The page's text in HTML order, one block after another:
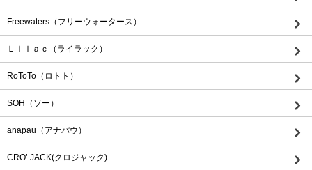
Freewaters（フリーウォータース）
Ｌｉｌａｃ（ライラック）
RoToTo（ロトト）
SOH（ソー）
anapau（アナパウ）
CRO’ JACK(クロジャック)